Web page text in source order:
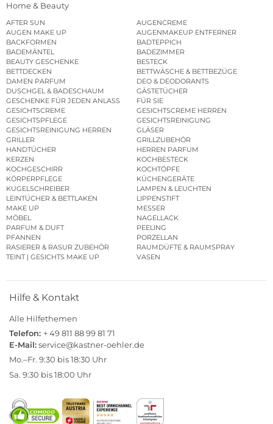
Home & Beauty
AFTER SUN
AUGENCREME
AUGEN MAKE UP
AUGENMAKEUP ENTFERNER
BACKFORMEN
BADTEPPICH
BADEMÄNTEL
BADEZIMMER
BEAUTY GESCHENKE
BESTECK
BETTDECKEN
BETTWÄSCHE & BETTBEZÜGE
DAMEN PARFUM
DEO & DEODORANTS
DUSCHGEL & BADESCHAUM
GÄSTETÜCHER
GESCHENKE FÜR JEDEN ANLASS
FÜR SIE
GESICHTSCREME
GESICHTSCREME HERREN
GESICHTSPFLEGE
GESICHTSREINIGUNG
GESICHTSREINIGUNG HERREN
GLÄSER
GRILLER
GRILLZUBEHÖR
HANDTÜCHER
HERREN PARFUM
KERZEN
KOCHBESTECK
KOCHGESCHIRR
KOCHTÖPFE
KÖRPERPFLEGE
KÜCHENGERÄTE
KUGELSCHREIBER
LAMPEN & LEUCHTEN
LEINTÜCHER & BETTLAKEN
LIPPENSTIFT
MAKE UP
MESSER
MÖBEL
NAGELLACK
PARFUM & DUFT
PEELING
PFANNEN
PORZELLAN
RASIERER & RASUR ZUBEHÖR
RAUMDÜFTE & RAUMSPRAY
TEINT | GESICHTS MAKE UP
VASEN
Hilfe & Kontakt
Alle Hilfethemen
Telefon: + 49 811 88 99 81 71
E-Mail:service@kastner-oehler.de
Mo.–Fr. 9:30 bis 18:30 Uhr
Sa. 9:30 bis 18:00 Uhr